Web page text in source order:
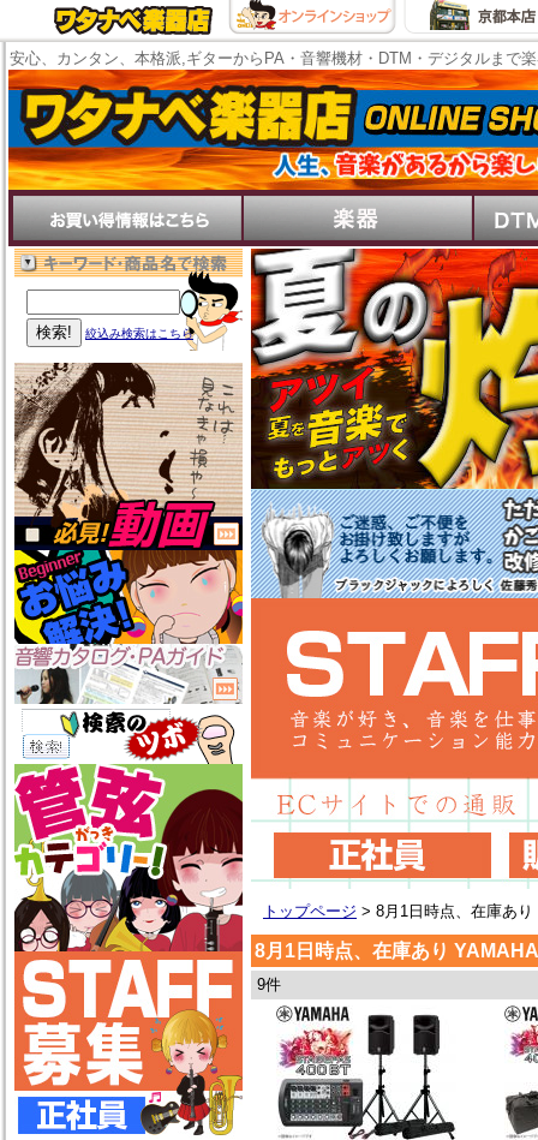
安心、カンタン、本格派,ギターからPA・音響機材・DTM・デジタルまで
絞込み検索はこちら
トップページ > 8月1日時点、在庫あ
8月1日時点、在庫あり
9件